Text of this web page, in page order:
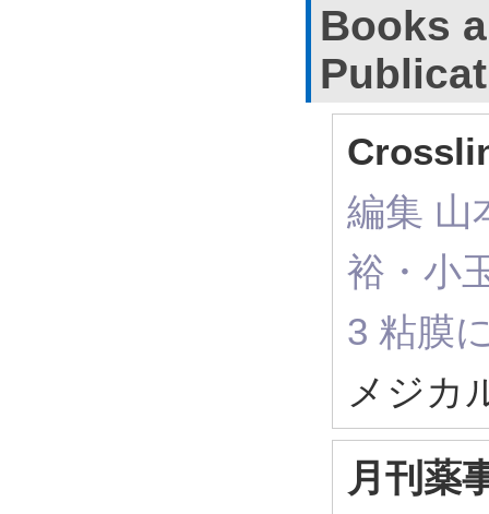
Books
編集
裕・小
3 粘膜
メジカ
月刊薬